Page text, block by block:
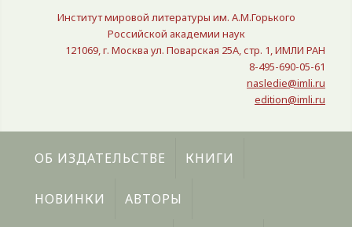
Институт мировой литературы им. А.М.Горького
Российской академии наук
121069, г. Москва ул. Поварская 25A, стр. 1, ИМЛИ РАН
8-495-690-05-61
nasledie@imli.ru
edition@imli.ru
ОБ ИЗДАТЕЛЬСТВЕ КНИГИ
НОВИНКИ АВТОРЫ